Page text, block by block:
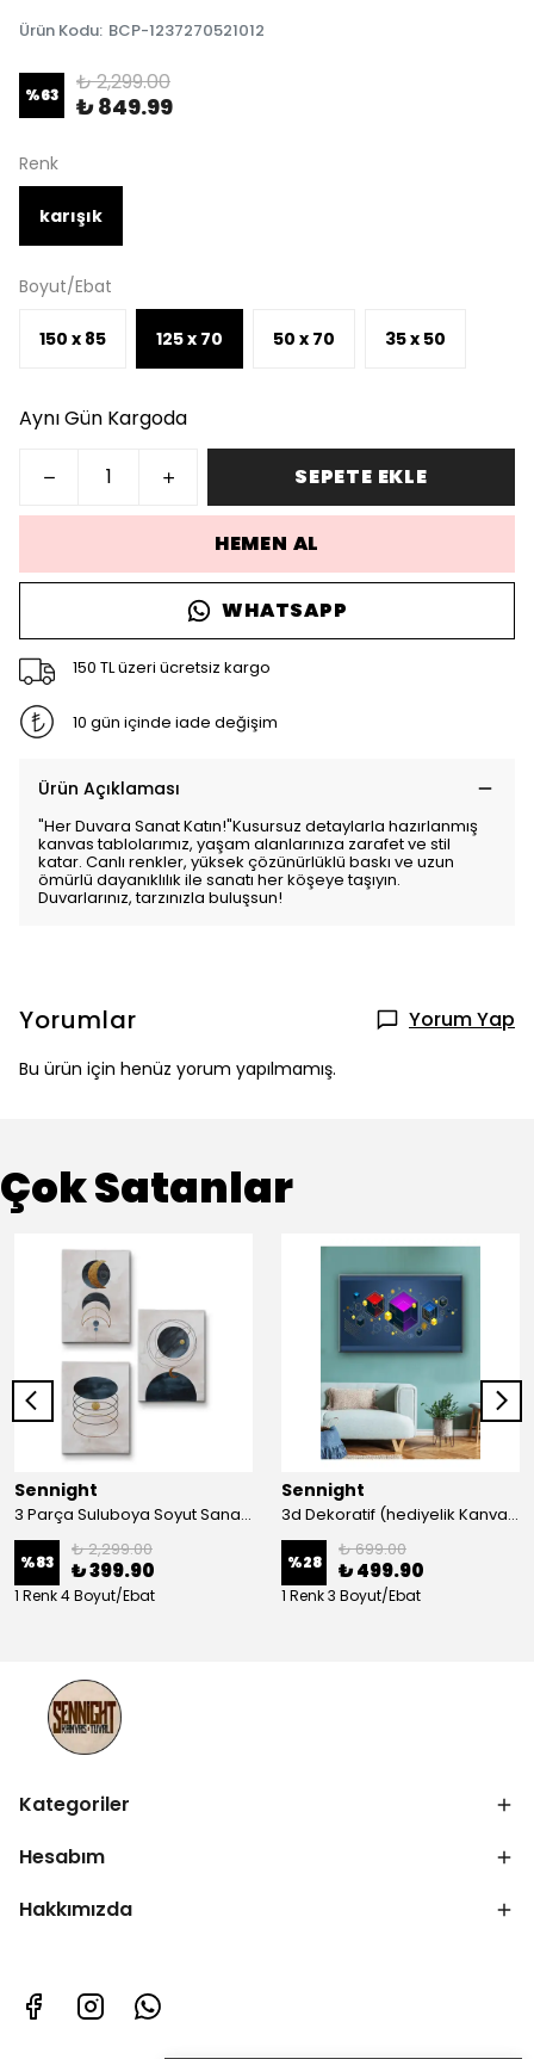
Ürün Kodu: BCP-1237270521012
%63 ₺ 2,299.00
₺ 849.99
Renk
karışık
Boyut/Ebat
150 x 85 125 x 70 50 x 70 35 x 50
Aynı Gün Kargoda
SEPETE EKLE
HEMEN AL
WHATSAPP
150 TL üzeri ücretsiz kargo
10 gün içinde iade değişim
Ürün Açıklaması
"Her Duvara Sanat Katın!"Kusursuz detaylarla hazırlanmış
kanvas tablolarımız, yaşam alanlarınıza zarafet ve stil
katar. Canlı renkler, yüksek çözünürlüklü baskı ve uzun
ömürlü dayanıklılık ile sanatı her köşeye taşıyın.
Duvarlarınız, tarzınızla buluşsun!
Yorumlar Yorum Yap
Bu ürün için henüz yorum yapılmamış.
Çok Satanlar
Sennight
3 Parça Suluboya Soyut Sanat Koleksiyonu Dekoratif Kanvas Tablo
%83
₺ 2,299.00
₺ 399.90
1 Renk 4 Boyut/Ebat
Sennight
3d Dekoratif (hediyelik Kanvas Tablo)
%28
₺ 699.00
₺ 499.90
1 Renk 3 Boyut/Ebat
Kategoriler
Hesabım
Hakkımızda